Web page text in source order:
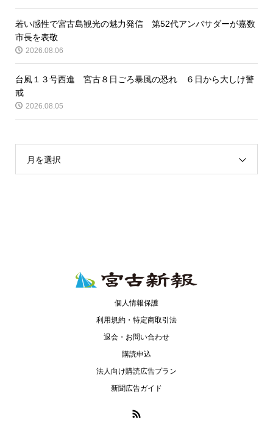
若い感性で宮古島観光の魅力発信 第52代アンバサダーが嘉数
市長を表敬
2026.08.06
台風１３号西進 宮古８日ごろ暴風の恐れ ６日から大しけ警
戒
2026.08.05
月を選択
個人情報保護
利用規約・特定商取引法
退会・お問い合わせ
購読申込
法人向け購読広告プラン
新聞広告ガイド